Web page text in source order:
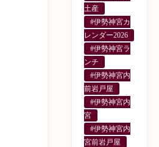
土産
#伊勢神宮カ
レンダー2026
#伊勢神宮ラ
ンチ
#伊勢神宮内
前岩戸屋
#伊勢神宮内
宮
#伊勢神宮内
宮前岩戸屋